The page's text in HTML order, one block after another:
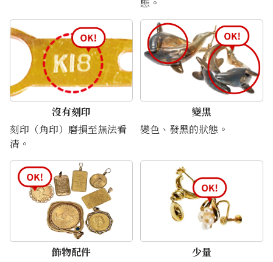
24K gold (K24) necklace
參考回收價
HKD 13,374.26
沒有刻印
刻印（角印）磨損至無法看
清。
變黑
變色、發黑的狀態。
飾物配件
少量